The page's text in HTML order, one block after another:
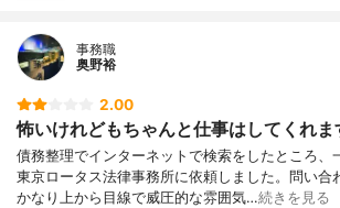
事務職
奥野裕
2.00
怖いけれどもちゃんと仕事はしてくれま
債務整理でインターネットで検索をしたところ、
東京ロータス法律事務所に依頼しました。問い合
かなり上から目線で威圧的な雰囲気…続きを見る